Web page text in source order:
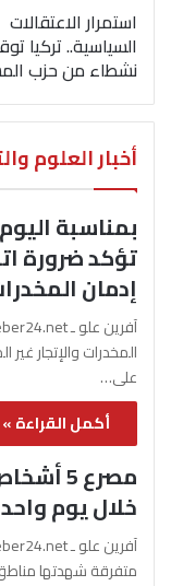
استمرار الاعتقالات
نشطاء من حزب
أخبار العلوم
بمناسبة
تؤكد ضرورة
إدمان
المخدرات والإتجار
على…
أكمل القراءة »
مصرع
خلال يوم واحد
متفرقة شهدتها